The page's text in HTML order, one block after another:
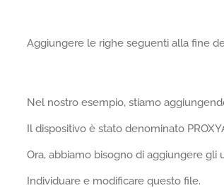
Aggiungere le righe seguenti alla fine
Nel nostro esempio, stiamo
Il dispositivo è stato denominato
Ora, abbiamo bisogno di aggiungere gli
Individuare e modificare questo file.